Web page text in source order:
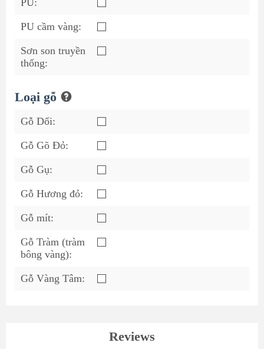
PU cầm vàng:
Sơn son truyền
thống:
Loại gỗ
Gỗ Dổi:
Gỗ Gõ Đỏ:
Gỗ Gụ:
Gỗ Hương đỏ:
Gỗ mít:
Gỗ Tràm (tràm
bông vàng):
Gỗ Vàng Tâm:
Reviews